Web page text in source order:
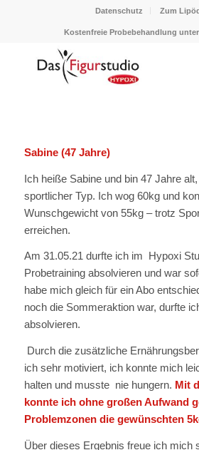
Datenschutz Zum
Kostenfreie Probebehandlung unter
Sabine (47 Jahre)
Ich heiße Sabine und bin 47 Jahre
sportlicher Typ. Ich wog 60kg und
Wunschgewicht von 55kg – trotz
erreichen.
Am 31.05.21 durfte ich im Hypoxi
Probetraining absolvieren und war
habe mich gleich für ein Abo
noch die Sommeraktion war, durfte
absolvieren.
Durch die zusätzliche
ich sehr motiviert, ich konnte mich
halten und musste nie hungern. Mit
konnte ich ohne großen Aufwand
Problemzonen die gewünschten
Über dieses Ergebnis freue ich mich